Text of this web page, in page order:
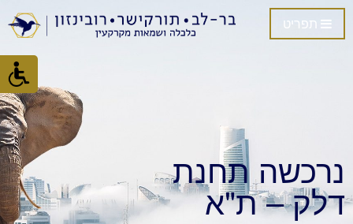
נרכשה תחנת
דלק – ת"א